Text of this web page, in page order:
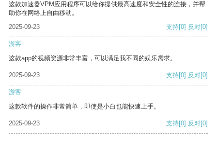
这款加速器VPM应用程序可以给你提供最高速度和安全性的连接，并帮
助你在网络上自由移动。
2025-09-23
支持[0] 反对[0]
游客
这款app的视频资源非常丰富，可以满足我不同的娱乐需求。
2025-09-23 支持[0] 反对[0]
游客
这款软件的操作非常简单，即使是小白也能快速上手。
2025-09-23 支持[0] 反对[0]